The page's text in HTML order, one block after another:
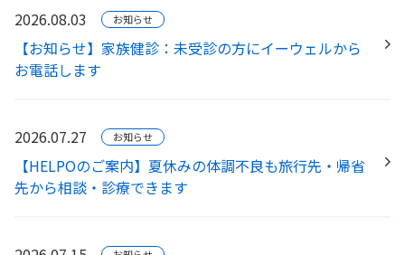
2026.08.03 お知らせ
【お知らせ】家族健診：未受診の方にイーウェルから
お電話します
2026.07.27 お知らせ
【HELPOのご案内】夏休みの体調不良も旅行先・帰省
先から相談・診療できます